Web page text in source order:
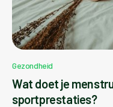
Gezondheid
Wat doet je
sportprestaties?